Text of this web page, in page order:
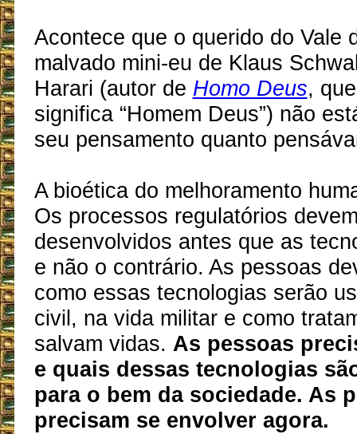
Acontece que o querido do Vale
malvado mini-eu de Klaus
Harari (autor de Homo Deus,
significa “Homem Deus”) não
seu pensamento quanto
A bioética do melhoramento
Os processos regulatórios
desenvolvidos antes que as
e não o contrário. As pessoas
como essas tecnologias serão
civil, na vida militar e como
salvam vidas. As pessoas
e quais dessas tecnologias
para o bem da sociedade. As
precisam se envolver agora.